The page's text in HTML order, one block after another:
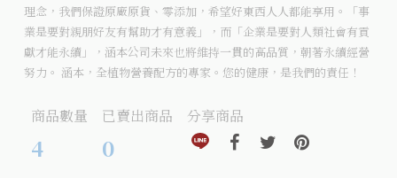
理念，我們保證原廠原貨、零添加，希望好東西人人都能享用。「事
業是要對親朋好友有幫助才有意義」，而「企業是要對人類社會有貢
獻才能永續」，涵本公司未來也將維持一貫的高品質，朝著永續經營
努力。 涵本，全植物營養配方的專家。您的健康，是我們的責任！
商品數量
4
已賣出商品
0
分享商品
分享到line(另開視窗)
分享到facebook(另開視窗)
分享到twitter(另開視
分享到